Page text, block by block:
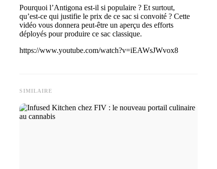
Pourquoi l’Antigona est-il si populaire ? Et surtout,
qu’est-ce qui justifie le prix de ce sac si convoité ? Cette
vidéo vous donnera peut-être un aperçu des efforts
déployés pour produire ce sac classique.
https://www.youtube.com/watch?v=iEAWsJWvox8
SIMILAIRE